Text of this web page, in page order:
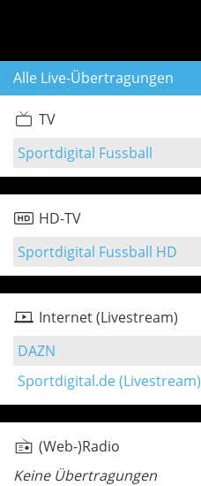
Alle Live-Übertragungen
TV
Sportdigital Fussball
HD-TV
Sportdigital Fussball HD
Internet (Livestream)
DAZN
Sportdigital.de (Livestream)
(Web-)Radio
Keine Übertragungen